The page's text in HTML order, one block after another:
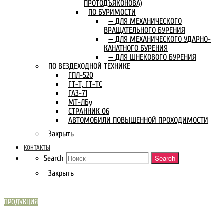
ПРОТОДЪЯКОНОВА)
ПО БУРИМОСТИ
— ДЛЯ МЕХАНИЧЕСКОГО
ВРАЩАТЕЛЬНОГО БУРЕНИЯ
— ДЛЯ МЕХАНИЧЕСКОГО УДАРНО-
КАНАТНОГО БУРЕНИЯ
— ДЛЯ ШНЕКОВОГО БУРЕНИЯ
ПО ВЕЗДЕХОДНОЙ ТЕХНИКЕ
ГПЛ-520
ГТ-Т, ГТ-ТС
ГАЗ-71
МТ-ЛБу
СТРАННИК 06
АВТОМОБИЛИ ПОВЫШЕННОЙ ПРОХОДИМОСТИ
Закрыть
КОНТАКТЫ
Search Search
Закрыть
ПРОДУКЦИЯ